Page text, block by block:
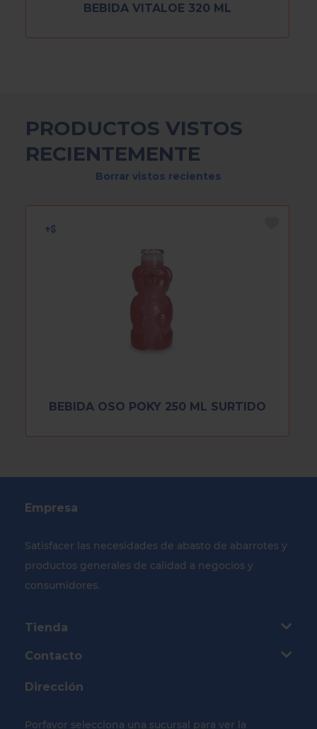
BEBIDA VITALOE 320 ML
PRODUCTOS VISTOS
RECIENTEMENTE
Borrar vistos recientes
BEBIDA OSO POKY 250 ML SURTIDO
Empresa
Satisfacer las necesidades de abasto de abarrotes y
productos generales de calidad a negocios y
consumidores.
Tienda
Contacto
Dirección
Porfavor selecciona una sucursal para ver la